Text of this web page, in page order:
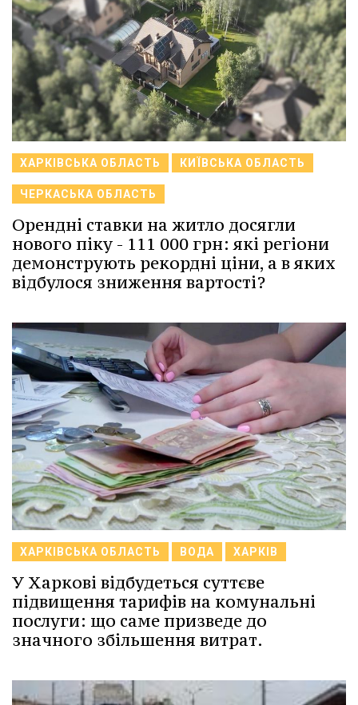
ХАРКІВСЬКА ОБЛАСТЬ КИЇВСЬКА ОБЛАСТЬ
ЧЕРКАСЬКА ОБЛАСТЬ
Орендні ставки на житло досягли
нового піку - 111 000 грн: які регіони
демонструють рекордні ціни, а в яких
відбулося зниження вартості?
ХАРКІВСЬКА ОБЛАСТЬ ВОДА ХАРКІВ
У Харкові відбудеться суттєве
підвищення тарифів на комунальні
послуги: що саме призведе до
значного збільшення витрат.